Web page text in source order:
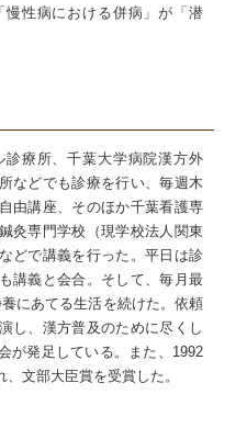
性病における併病」が「潜
療所、千葉大学病院漢方外
などでも診療を行い、毎週木
由講座、そのほか千葉看護専
灸専門学校（現学校法人関東
どで講義を行った。平日は診
講義と会合。そして、毎月最
にあてる生活を続けた。依頼
し、漢方普及のために尽くし
が発足している。また、1992
文部大臣賞を受賞した。